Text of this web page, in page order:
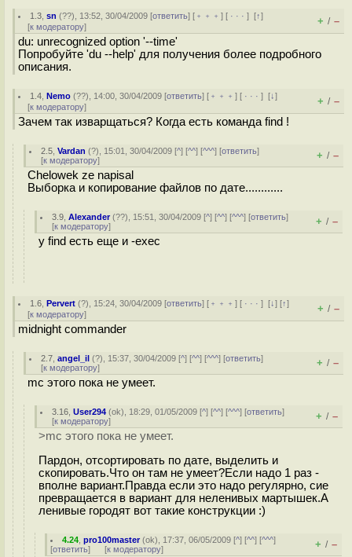
1.3 ,sn (??), 13:52, 30/04/2009 [ответить] [ ﹢﹢﹢] [ · · ·][↑]
[к модератору] + / –
du: unrecognized option '--time'
Попробуйте 'du --help' для получения более подробного
описания.
1.4 ,Nemo (??), 14:00, 30/04/2009 [ответить] [ ﹢﹢﹢] [ · · ·][↓]
[к модератору] + / –
Зачем так изварщаться? Когда есть команда find !
2.5 ,Vardan (?), 15:01, 30/04/2009 [^] [^^] [^^^] [ответить]
[к модератору] + / –
Chelowek ze napisal
Выборка и копирование файлов по дате............
3.9 ,Alexander(??), 15:51, 30/04/2009 [^] [^^] [^^^] [ответить]
[к модератору] + / –
у find есть еще и -exec
1.6 ,Pervert (?), 15:24, 30/04/2009 [ответить] [ ﹢﹢﹢] [ · · ·][↓] [↑]
[к модератору] + / –
midnight commander
2.7 ,angel_il (?), 15:37, 30/04/2009 [^] [^^] [^^^] [ответить]
[к модератору] + / –
mc этого пока не умеет.
3.16 ,User294 (ok), 18:29, 01/05/2009 [^] [^^] [^^^] [ответить]
[к модератору] + / –
>mc этого пока не умеет.
Пардон, отсортировать по дате, выделить и
скопировать.Что он там не умеет?Если надо 1 раз -
вполне вариант.Правда если это надо регулярно, сие
превращается в вариант для неленивых мартышек.А
ленивые городят вот такие конструкции :)
4.24 ,pro100master(ok), 17:37, 06/05/2009 [^] [^^] [^^^]
[ответить] [к модератору] + / –